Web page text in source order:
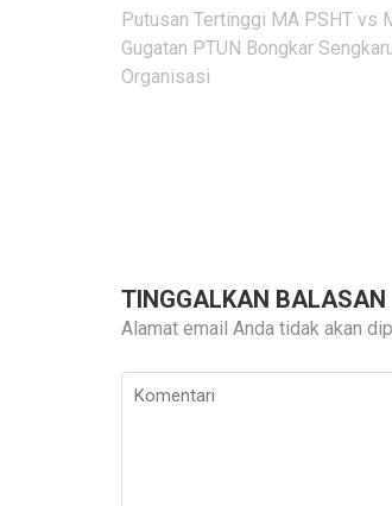
Navigasi
pos
Putusan Tertinggi MA PSHT vs
Gugatan PTUN Bongkar
Organisasi
TINGGALKAN BALASAN
Alamat email Anda tidak akan
Komentari